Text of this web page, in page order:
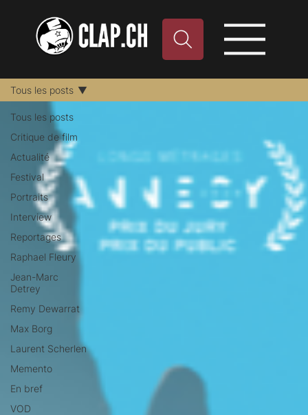
Tous les posts
Critique de film
Actualité
Festival
Portraits
Interview
Reportages
Raphael Fleury
Jean-Marc
Detrey
Remy Dewarrat
Max Borg
Laurent Scherlen
Memento
En bref
VOD
Tous les posts